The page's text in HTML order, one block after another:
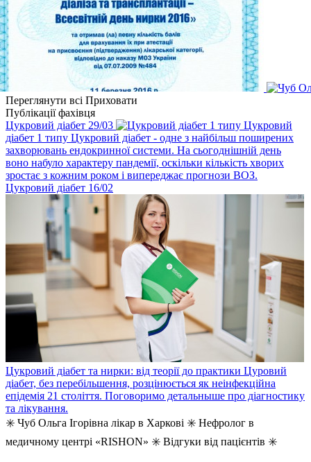
Переглянути всі Приховати
Публікації фахівця
Цукровий діабет 29/03
Цукровий
діабет 1 типу Цукровий діабет - одне з найбільш поширених
захворювань ендокринної системи. На сьогоднішній день
воно набуло характеру пандемії, оскільки кількість хворих
зростає з кожним роком і випереджає прогнози ВОЗ.
Цукровий діабет 16/02
Цукровий діабет та нирки: від теорії до практики Цуровий
діабет, без перебільшення, розцінюється як неінфекційна
епідемія 21 століття. Поговоримо детальныше про діагностику
та лікування.
✳️ Чуб Ольга Ігорівна лікар в Харкові ✳️ Нефролог в
медичному центрі «RISHON» ✳️ Відгуки від пацієнтів ✳️